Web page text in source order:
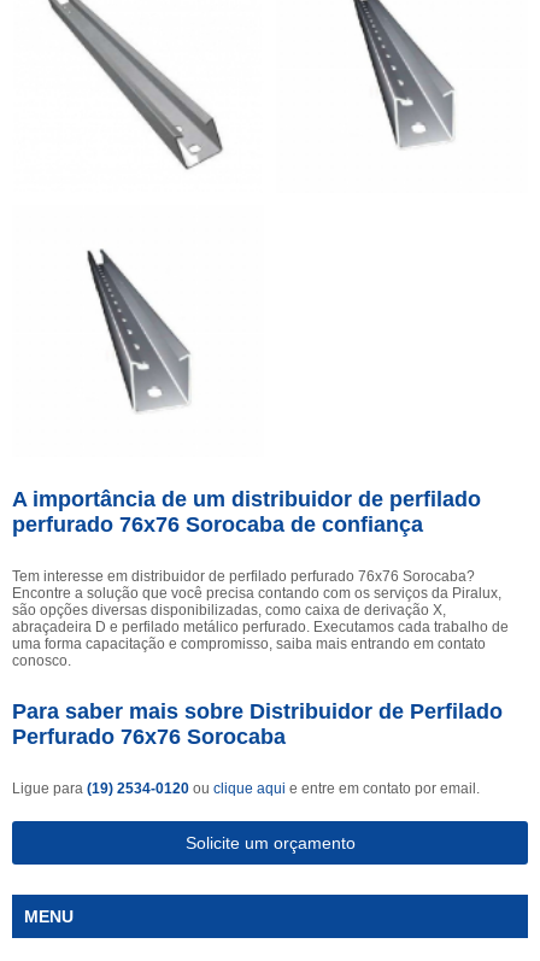
A importância de um distribuidor de perfilado
perfurado 76x76 Sorocaba de confiança
Tem interesse em distribuidor de perfilado perfurado 76x76 Sorocaba?
Encontre a solução que você precisa contando com os serviços da Piralux,
são opções diversas disponibilizadas, como caixa de derivação X,
abraçadeira D e perfilado metálico perfurado. Executamos cada trabalho de
uma forma capacitação e compromisso, saiba mais entrando em contato
conosco.
Para saber mais sobre Distribuidor de Perfilado
Perfurado 76x76 Sorocaba
Ligue para (19) 2534-0120 ou clique aqui e entre em contato por email.
Solicite um orçamento
MENU